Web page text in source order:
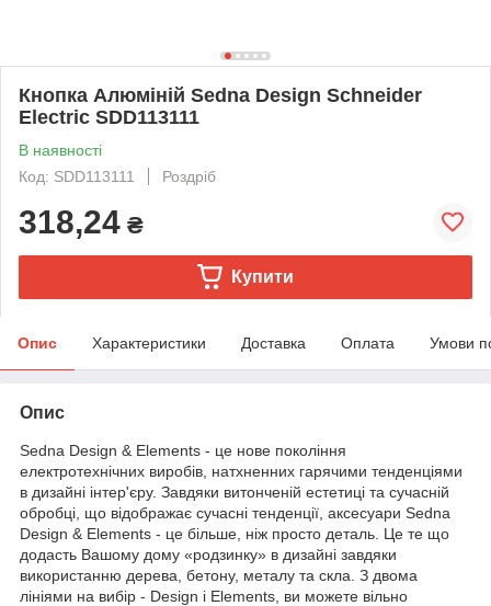
Кнопка Алюміній Sedna Design Schneider
Electric SDD113111
В наявності
Код: SDD113111
Роздріб
318,24 ₴
Купити
Опис Характеристики Доставка Оплата Умови
Опис
Sedna Design & Elements - це нове покоління
електротехнічних виробів, натхненних гарячими тенденціями
в дизайні інтер'єру. Завдяки витонченій естетиці та сучасній
обробці, що відображає сучасні тенденції, аксесуари Sedna
Design & Elements - це більше, ніж просто деталь. Це те що
додасть Вашому дому «родзинку» в дизайні завдяки
використанню дерева, бетону, металу та скла. З двома
лініями на вибір - Design і Elements, ви можете вільно